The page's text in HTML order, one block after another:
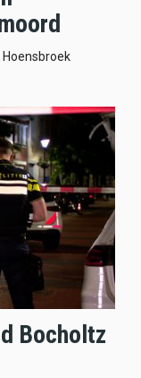
Bocholtz